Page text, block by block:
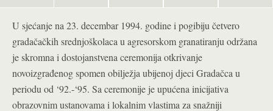
U sjećanje na 23. decembar 1994. godine i pogibiju četvero
gradačačkih srednjoškolaca u agresorskom granatiranju održana
je skromna i dostojanstvena ceremonija otkrivanje
novoizgrađenog spomen obilježja ubijenoj djeci Gradačca u
periodu od ‘92.-‘95. Sa ceremonije je upućena inicijativa
obrazovnim ustanovama i lokalnim vlastima za snažniji